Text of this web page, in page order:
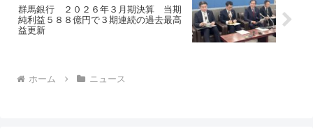
群馬銀行 ２０２６年３月期決算 当期
純利益５８８億円で３期連続の過去最高
益更新
ホーム ニュース